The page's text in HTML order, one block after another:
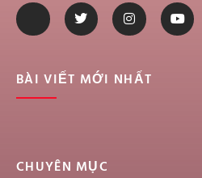
BÀI VIẾT MỚI NHẤT
CHUYÊN MỤC